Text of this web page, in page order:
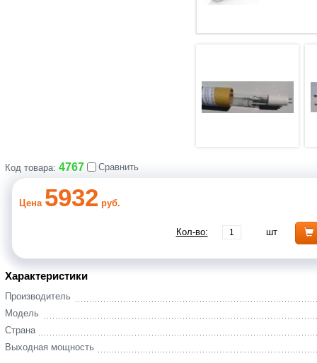
Код товара: 4767 Сравнить
Цена 5932 руб.
Кол-во: шт
Характеристики
Производитель
Модель
Страна
Выходная мощность